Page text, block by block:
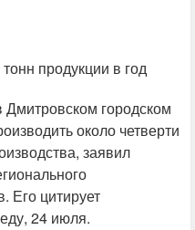
продукции в год
городском
около четверти
заявил
Его цитирует
24 июля.